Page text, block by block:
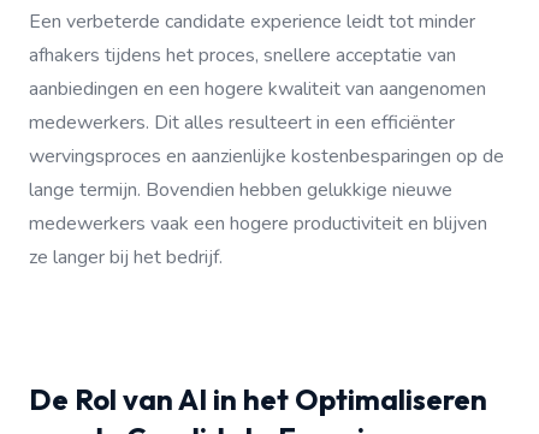
Een verbeterde candidate experience leidt tot minder
afhakers tijdens het proces, snellere acceptatie van
aanbiedingen en een hogere kwaliteit van aangenomen
medewerkers. Dit alles resulteert in een efficiënter
wervingsproces en aanzienlijke kostenbesparingen op de
lange termijn. Bovendien hebben gelukkige nieuwe
medewerkers vaak een hogere productiviteit en blijven
ze langer bij het bedrijf.
De Rol van AI in het Optimaliseren